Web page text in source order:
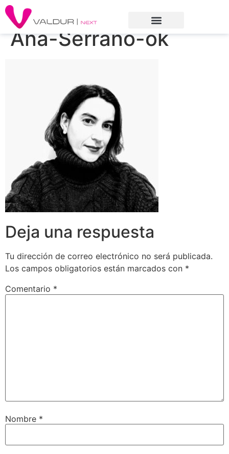
Ana-Serrano-ok
Deja una respuesta
Tu dirección de correo electrónico no será publicada.
Los campos obligatorios están marcados con *
Comentario *
Nombre *